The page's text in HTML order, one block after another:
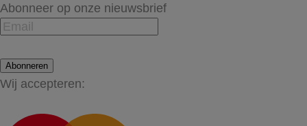
Abonneer op onze nieuwsbrief
Abonneren
Wij accepteren: